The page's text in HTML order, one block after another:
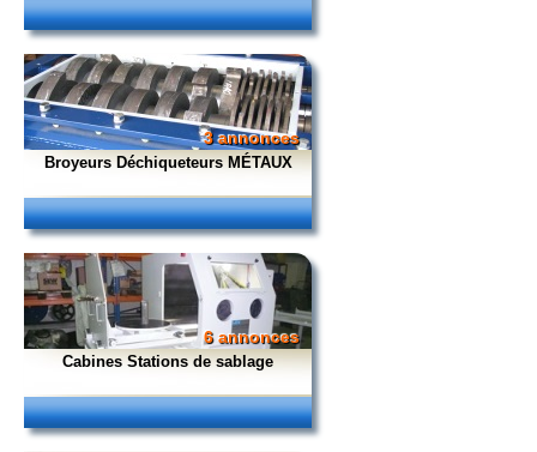
3 annonces
Broyeurs Déchiqueteurs MÉTAUX
6 annonces
Cabines Stations de sablage